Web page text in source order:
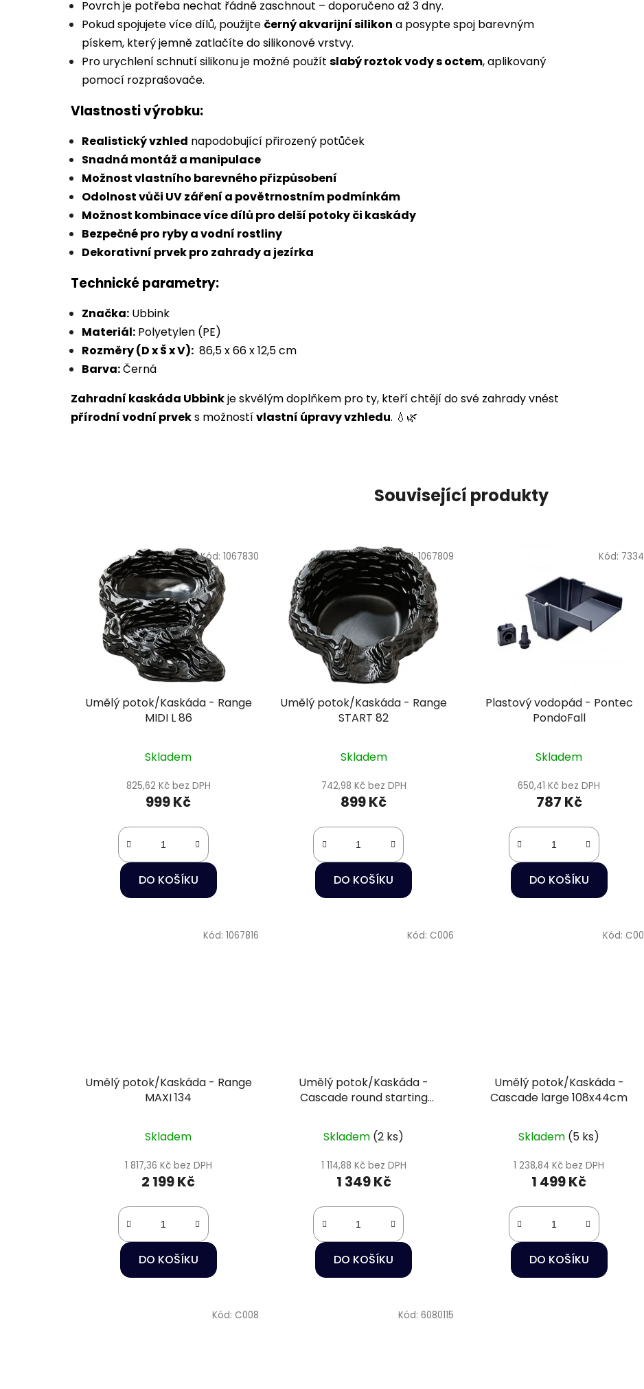
Povrch je potřeba nechat řádně zaschnout – doporučeno až 3 dny.
Pokud spojujete více dílů, použijte černý akvarijní silikon a posypte spoj barevným
pískem, který jemně zatlačíte do silikonové vrstvy.
Pro urychlení schnutí silikonu je možné použít slabý roztok vody s octem, aplikovaný
pomocí rozprašovače.
Vlastnosti výrobku:
Realistický vzhled napodobující přirozený potůček
Snadná montáž a manipulace
Možnost vlastního barevného přizpůsobení
Odolnost vůči UV záření a povětrnostním podmínkám
Možnost kombinace více dílů pro delší potoky či kaskády
Bezpečné pro ryby a vodní rostliny
Dekorativní prvek pro zahrady a jezírka
Technické parametry:
Značka: Ubbink
Materiál: Polyetylen (PE)
Rozměry (D x Š x V): 86,5 x 66 x 12,5 cm
Barva:Černá
Zahradní kaskáda Ubbinkje skvělým doplňkem pro ty, kteří chtějí do své zahrady vnést
přírodní vodní prveks možnostívlastní úpravy vzhledu. 💧🌿
Související produkty
Umělý potok/Kaskáda - Range
MIDI L 86
Skladem
825,62 Kč bez DPH
999 Kč
DO KOŠÍKU
Kód: 1067830
Umělý potok/Kaskáda - Range
START 82
Skladem
742,98 Kč bez DPH
899 Kč
DO KOŠÍKU
Kód:1067809
Plastový vodopád - Pontec
PondoFall
Skladem
650,41 Kč bez DPH
787 Kč
DO KOŠÍKU
Kód:
Umělý potok/Kaskáda - Range
MAXI 134
Skladem
1 817,36 Kč bez DPH
2 199 Kč
DO KOŠÍKU
Kód: 1067816
Umělý potok/Kaskáda -
Cascade round starting
Skladem (2 ks)
1 114,88 Kč bez DPH
1 349 Kč
DO KOŠÍKU
Kód: C006
Umělý potok/Kaskáda -
Cascade large 108x44cm
Skladem (5 ks)
1 238,84 Kč bez DPH
1 499 Kč
DO KOŠÍKU
Kód:
Kód: C008 Kód: 6080115